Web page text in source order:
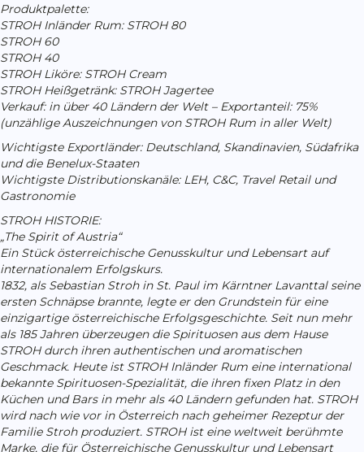
Produktpalette:
STROH Inländer Rum: STROH 80
STROH 60
STROH 40
STROH Liköre: STROH Cream
STROH Heißgetränk: STROH Jagertee
Verkauf: in über 40 Ländern der Welt – Exportanteil: 75%
(unzählige Auszeichnungen von STROH Rum in aller Welt)
Wichtigste Exportländer: Deutschland, Skandinavien, Südafrika
und die Benelux-Staaten
Wichtigste Distributionskanäle: LEH, C&C, Travel Retail und
Gastronomie
STROH HISTORIE:
„The Spirit of Austria“
Ein Stück österreichische Genusskultur und Lebensart auf
internationalem Erfolgskurs.
1832, als Sebastian Stroh in St. Paul im Kärntner Lavanttal seine
ersten Schnäpse brannte, legte er den Grundstein für eine
einzigartige österreichische Erfolgsgeschichte. Seit nun mehr
als 185 Jahren überzeugen die Spirituosen aus dem Hause
STROH durch ihren authentischen und aromatischen
Geschmack. Heute ist STROH Inländer Rum eine international
bekannte Spirituosen-Spezialität, die ihren fixen Platz in den
Küchen und Bars in mehr als 40 Ländern gefunden hat. STROH
wird nach wie vor in Österreich nach geheimer Rezeptur der
Familie Stroh produziert. STROH ist eine weltweit berühmte
Marke, die für Österreichische Genusskultur und Lebensart